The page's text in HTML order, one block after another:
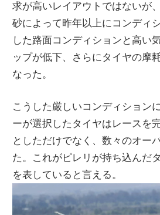
求が高いレイアウトではないが
砂によって昨年以上にコンディ
した路面コンディションと高い
ップが低下、さらにタイヤの摩
なった。
こうした厳しいコンディション
ーが選択したタイヤはレースを
としただけでなく、数々のオー
た。これがピレリが持ち込んだ
を表していると言える。